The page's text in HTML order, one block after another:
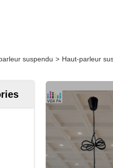
suspendu > Haut-parleur